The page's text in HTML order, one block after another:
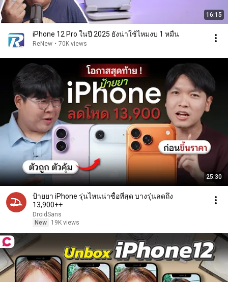
16:15
iPhone 12 Pro ในปี 2025 ยังน่าใช้ไหมงบ 1 หมื่น
ReNew • 70K views
25:30
ป้ายยา iPhone รุ่นไหนน่าซื้อที่สุด บางรุ่นลดถึง
13,900++
DroidSans
New
19K views